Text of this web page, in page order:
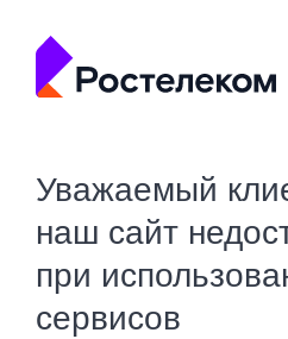
Уважаемый
наш сайт
при
сервисов